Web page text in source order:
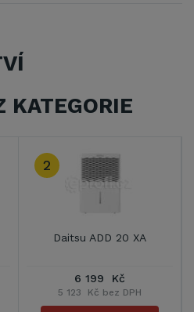
KATEGORIE
3
Daitsu ADD 20 XB
5 790 Kč
4 785 Kč bez DPH